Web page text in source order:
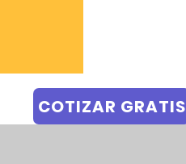
COTIZAR GRATIS